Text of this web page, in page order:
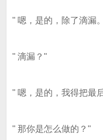
" 嗯，是的，除了滴漏
" 滴漏？"
" 嗯，是的，我得把最
" 那你是怎么做的？"